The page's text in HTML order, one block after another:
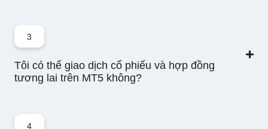
3
Tôi có thể giao dịch cổ phiếu và hợp đồng
tương lai trên MT5 không?
4